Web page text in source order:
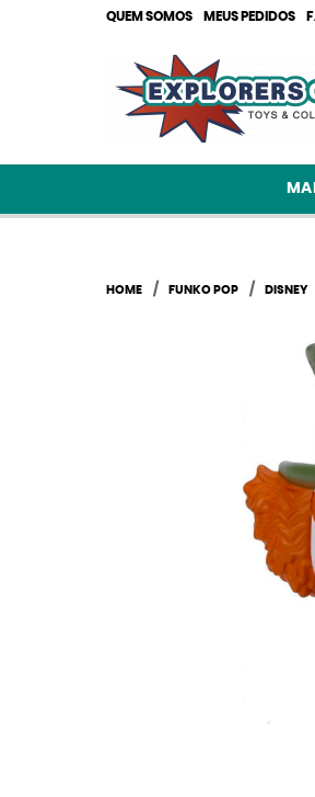
QUEM SOMOS MEUS PEDIDOS
HOME FUNKO POP DISNEY